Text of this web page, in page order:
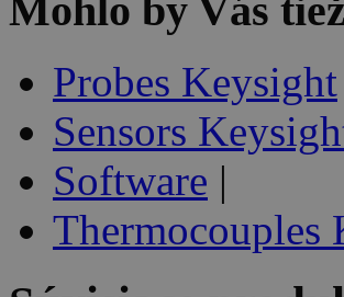
Mohlo by Vás
Probes Keysight
Sensors
Software |
Thermocouples